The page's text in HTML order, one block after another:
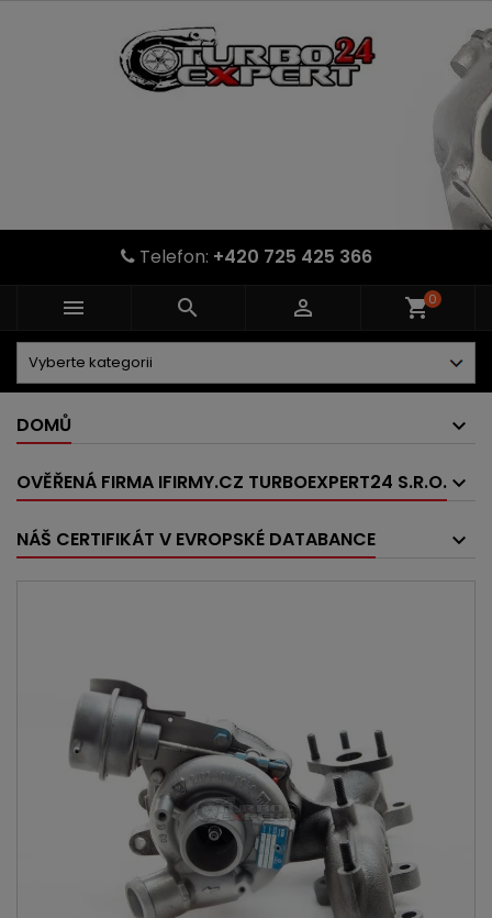
Telefon: +420 725 425 366
   shopping_cart0
DOMŮ
OVĚŘENÁ FIRMA IFIRMY.CZ TURBOEXPERT24 S.R.O.
NÁŠ CERTIFIKÁT V EVROPSKÉ DATABANCE